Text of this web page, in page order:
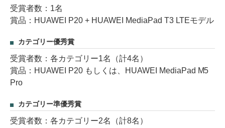
受賞者数：1名
賞品：HUAWEI P20 + HUAWEI MediaPad T3 LTEモデル
カテゴリー優秀賞
受賞者数：各カテゴリー1名（計4名）
賞品：HUAWEI P20 もしくは、HUAWEI MediaPad M5
Pro
カテゴリー準優秀賞
受賞者数：各カテゴリー2名（計8名）